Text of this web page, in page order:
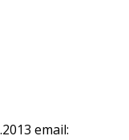
email: